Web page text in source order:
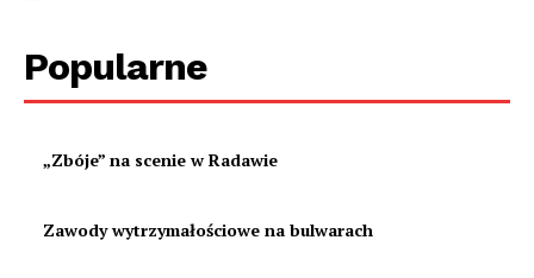
Popularne
„Zbóje” na scenie w Radawie
Zawody wytrzymałościowe na bulwarach